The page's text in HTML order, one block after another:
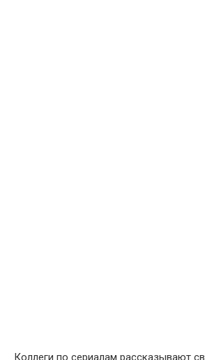
Коллеги по сериалам рассказывают